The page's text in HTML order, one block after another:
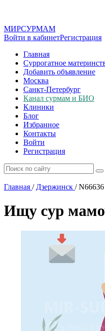
МИРСУРМАМ
Войти в кабинетРегистрация
Главная
Суррогатное
Добавить объявление
Москва
Санкт-Петербург
Канал сурмам и БИО
Клиники
Блог
Избранное
Контакты
Войти
Регистрация
Главная / Дзержинск /N66636
Ищу сур